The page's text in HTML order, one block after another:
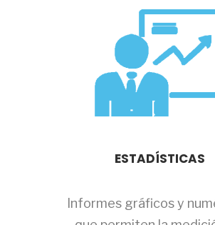
ESTADÍSTICAS
Informes gráficos y